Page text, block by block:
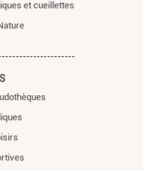
et cueillettes